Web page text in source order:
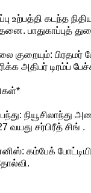
உற்பத்தி கடந்த
பாதுகாப்புத்
பிரதமர்
அதிபர் டிரம்ப்
நியூசிலாந்து
வயது சர்பிரீத் சிங் .
கம்பேக்